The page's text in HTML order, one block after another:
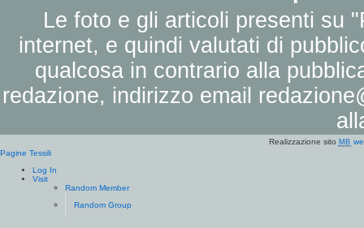
Le foto e gli articoli presenti su
internet, e quindi valutati di
qualcosa in contrario alla
redazione, indirizzo email
Realizzazione sito MB
Pagine Tessili
Log In
Visit
Random Member
Random Group